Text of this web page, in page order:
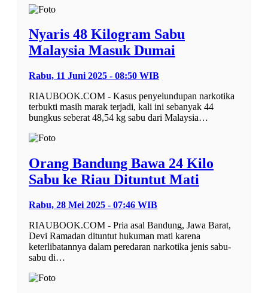
Nyaris 48 Kilogram Sabu
Malaysia Masuk Dumai
Rabu, 11 Juni 2025 - 08:50 WIB
RIAUBOOK.COM - Kasus penyelundupan narkotika
terbukti masih marak terjadi, kali ini sebanyak 44
bungkus seberat 48,54 kg sabu dari Malaysia…
Orang Bandung Bawa 24 Kilo
Sabu ke Riau Dituntut Mati
Rabu, 28 Mei 2025 - 07:46 WIB
RIAUBOOK.COM - Pria asal Bandung, Jawa Barat,
Devi Ramadan dituntut hukuman mati karena
keterlibatannya dalam peredaran narkotika jenis sabu-
sabu di…